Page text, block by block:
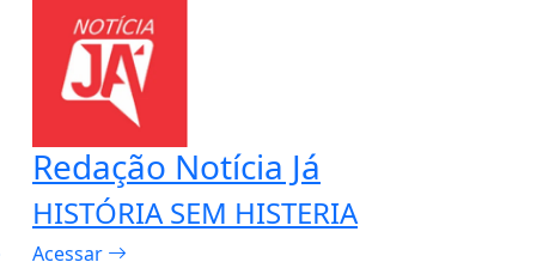
Redação Notícia Já
HISTÓRIA SEM HISTERIA
Acessar